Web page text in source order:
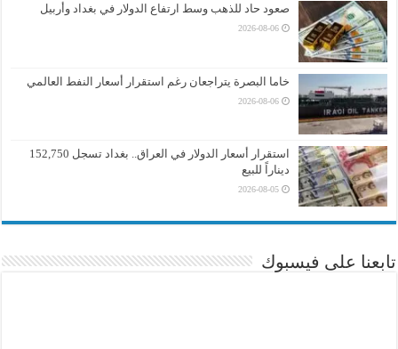
صعود حاد للذهب وسط ارتفاع الدولار في بغداد وأربيل
2026-08-06
خاما البصرة يتراجعان رغم استقرار أسعار النفط العالمي
2026-08-06
استقرار أسعار الدولار في العراق.. بغداد تسجل 152,750
ديناراً للبيع
2026-08-05
تابعنا على فيسبوك